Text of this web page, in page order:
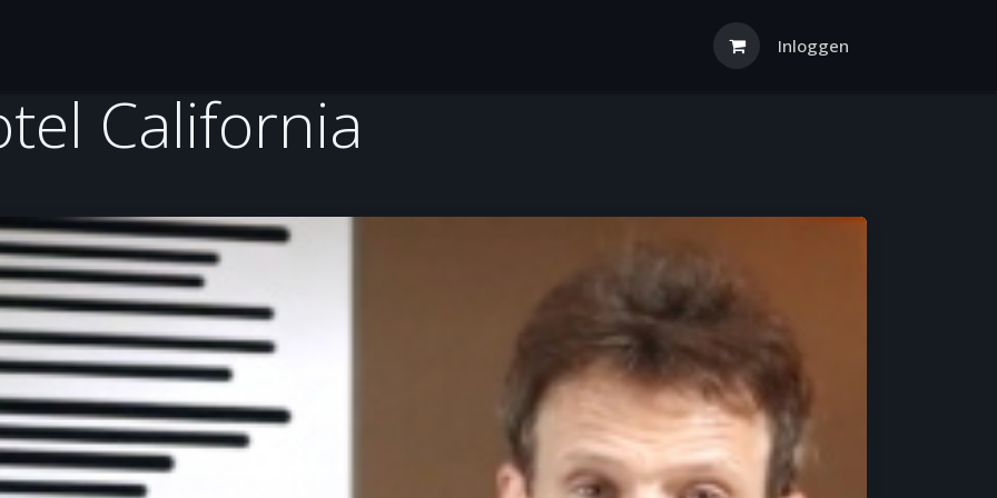
Inloggen
California